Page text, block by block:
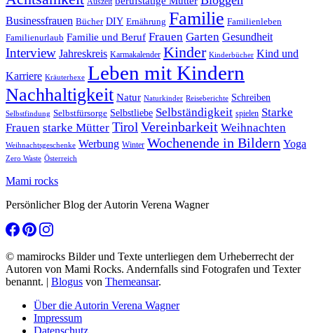
Businessfrauen Bücher DIY Ernährung Familie Familienleben
Familienurlaub Familie und Beruf Frauen Garten Gesundheit
Interview Jahreskreis Karmakalender Kinder Kinderbücher Kind und
Karriere Kräuterhexe Leben mit Kindern
Nachhaltigkeit Natur Naturkinder Reiseberichte Schreiben
Selbstfindung Selbstfürsorge Selbstliebe Selbständigkeit spielen Starke
Frauen starke Mütter Tirol Vereinbarkeit Weihnachten
Weihnachtsgeschenke Werbung Winter Wochenende in Bildern Yoga
Zero Waste Österreich
Mami rocks
Persönlicher Blog der Autorin Verena Wagner
© mamirocks Bilder und Texte unterliegen dem Urheberrecht der
Autoren von Mami Rocks. Andernfalls sind Fotografen und Texter
benannt. | Blogus von Themeansar.
Über die Autorin Verena Wagner
Impressum
Datenschutz